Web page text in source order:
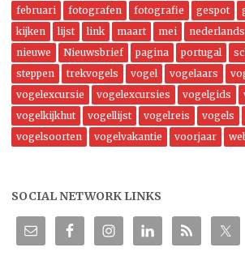
februari
fotografen fotografie gespot
kijken
lijst link maart mei
nieuwe
Nieuwsbrief pagina portugal
steppen
trekvogels vogel vogelaars
vogelexcursie
vogelexcursies vogelgids
vogelkijkhut
vogellijst vogelreis vogels
vogelsoorten
vogelvakantie voorjaar
SOCIAL NETWORK LINKS